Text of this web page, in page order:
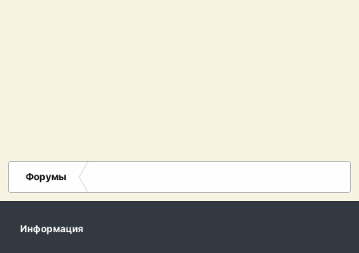
Форумы
Информация